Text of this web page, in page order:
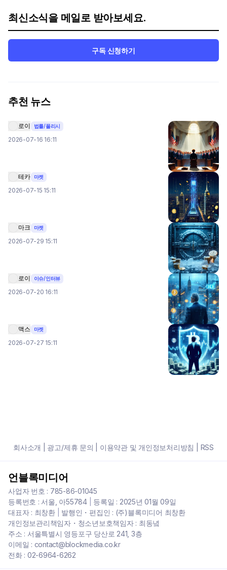
최신소식을 메일로 받아보세요.
구독 신청하기
추천 뉴스
로이 법률/폴리시
2026-07-16 16:11
테카 마켓
2026-07-15 15:11
마크 마켓
2026-07-29 15:11
로이 이슈/인터뷰
2026-07-20 16:11
맥스 마켓
2026-07-27 15:11
회사소개 광고/제휴 문의 이용약관 및 개인정보처리방침 RSS
언블록미디어
사업자 번호 : 785-86-01045
등록번호 : 서울, 아55784| 등록일 : 2025년 01월 09일
대표자 : 최창환| 발행인・편집인 : (주)블록미디어 최창환
개인정보관리책임자・청소년보호책임자 : 최동녘
주소 : 서울특별시 영등포구 당산로 241, 3층
이메일 : contact@blockmedia.co.kr
전화 : 02-6964-6262